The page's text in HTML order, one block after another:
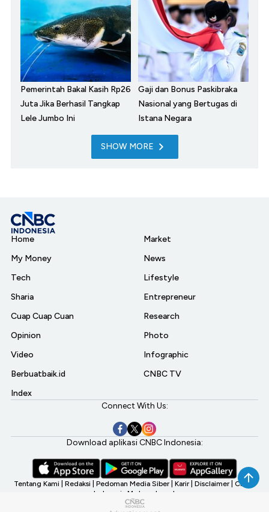
Pemerintah Bakal Kasih Rp26
Juta Jika Berhasil Tangkap
Lele Jumbo Ini
Gaji dan Bonus Paskibraka
Nasional yang Bertugas di
Istana Negara
SHOW MORE
Home
My Money
Tech
Sharia
Cuap Cuap Cuan
Opinion
Video
Berbuatbaik.id
Index
Market
News
Lifestyle
Entrepreneur
Research
Photo
Infographic
CNBC TV
Connect With Us:
Download aplikasi CNBC Indonesia:
Tentang Kami Redaksi Pedoman Media Siber Karir Disclaimer CNBC
Indonesia My Investment
©2026 CNBC Indonesia, A Transmedia Company